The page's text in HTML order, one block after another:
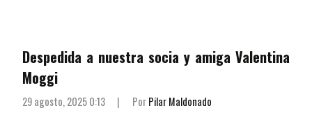
Despedida a nuestra socia y amiga Valentina
Moggi
29 agosto, 2025 0:13 | PorPilar Maldonado